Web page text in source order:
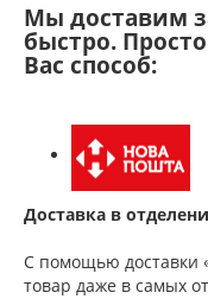
Мы доставим
быстро.
Вас способ:
Доставка в
С помощью доставки
товар даже в самых